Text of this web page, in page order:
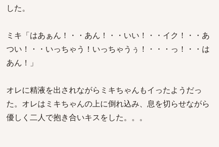
した。
ミキ「はあぁん！・・あん！・・いい！・・イク！・・あ
つい！・・いっちゃう！いっちゃうぅ！・・・っ！・・は
あん！」
オレに精液を出されながらミキちゃんもイったようだっ
た。オレはミキちゃんの上に倒れ込み、息を切らせながら
優しく二人で抱き合いキスをした。。。